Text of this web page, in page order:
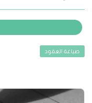
صياغة العقود